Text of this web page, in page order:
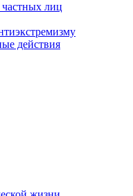
лиц
действия